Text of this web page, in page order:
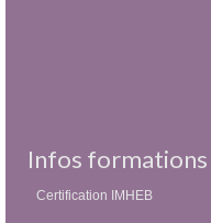
Infos formations
Certification IMHEB